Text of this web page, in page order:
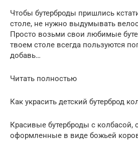
Чтобы бутерброды пришлись
столе, не нужно выдумывать
Просто возьми свои любимые
твоем столе всегда пользуются
добавь…
Читать полностью
Как украсить детский бутерброд
Красивые бутерброды с
оформленные в виде божьей